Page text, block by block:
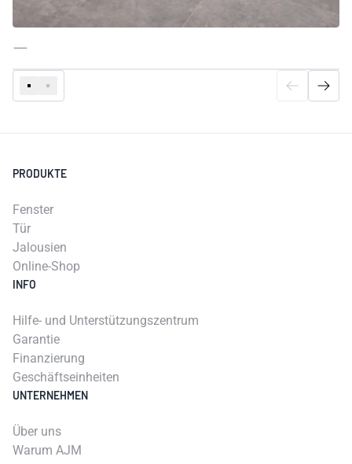
PRODUKTE
Fenster
Tür
Jalousien
Online-Shop
INFO
Hilfe- und Unterstützungszentrum
Garantie
Finanzierung
Geschäftseinheiten
UNTERNEHMEN
Über uns
Warum AJM